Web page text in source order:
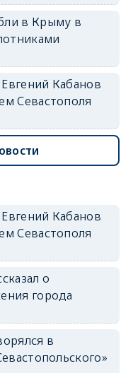
в Крыму в
Кабанов
Севастополя
Кабанов
Севастополя
о
города
в